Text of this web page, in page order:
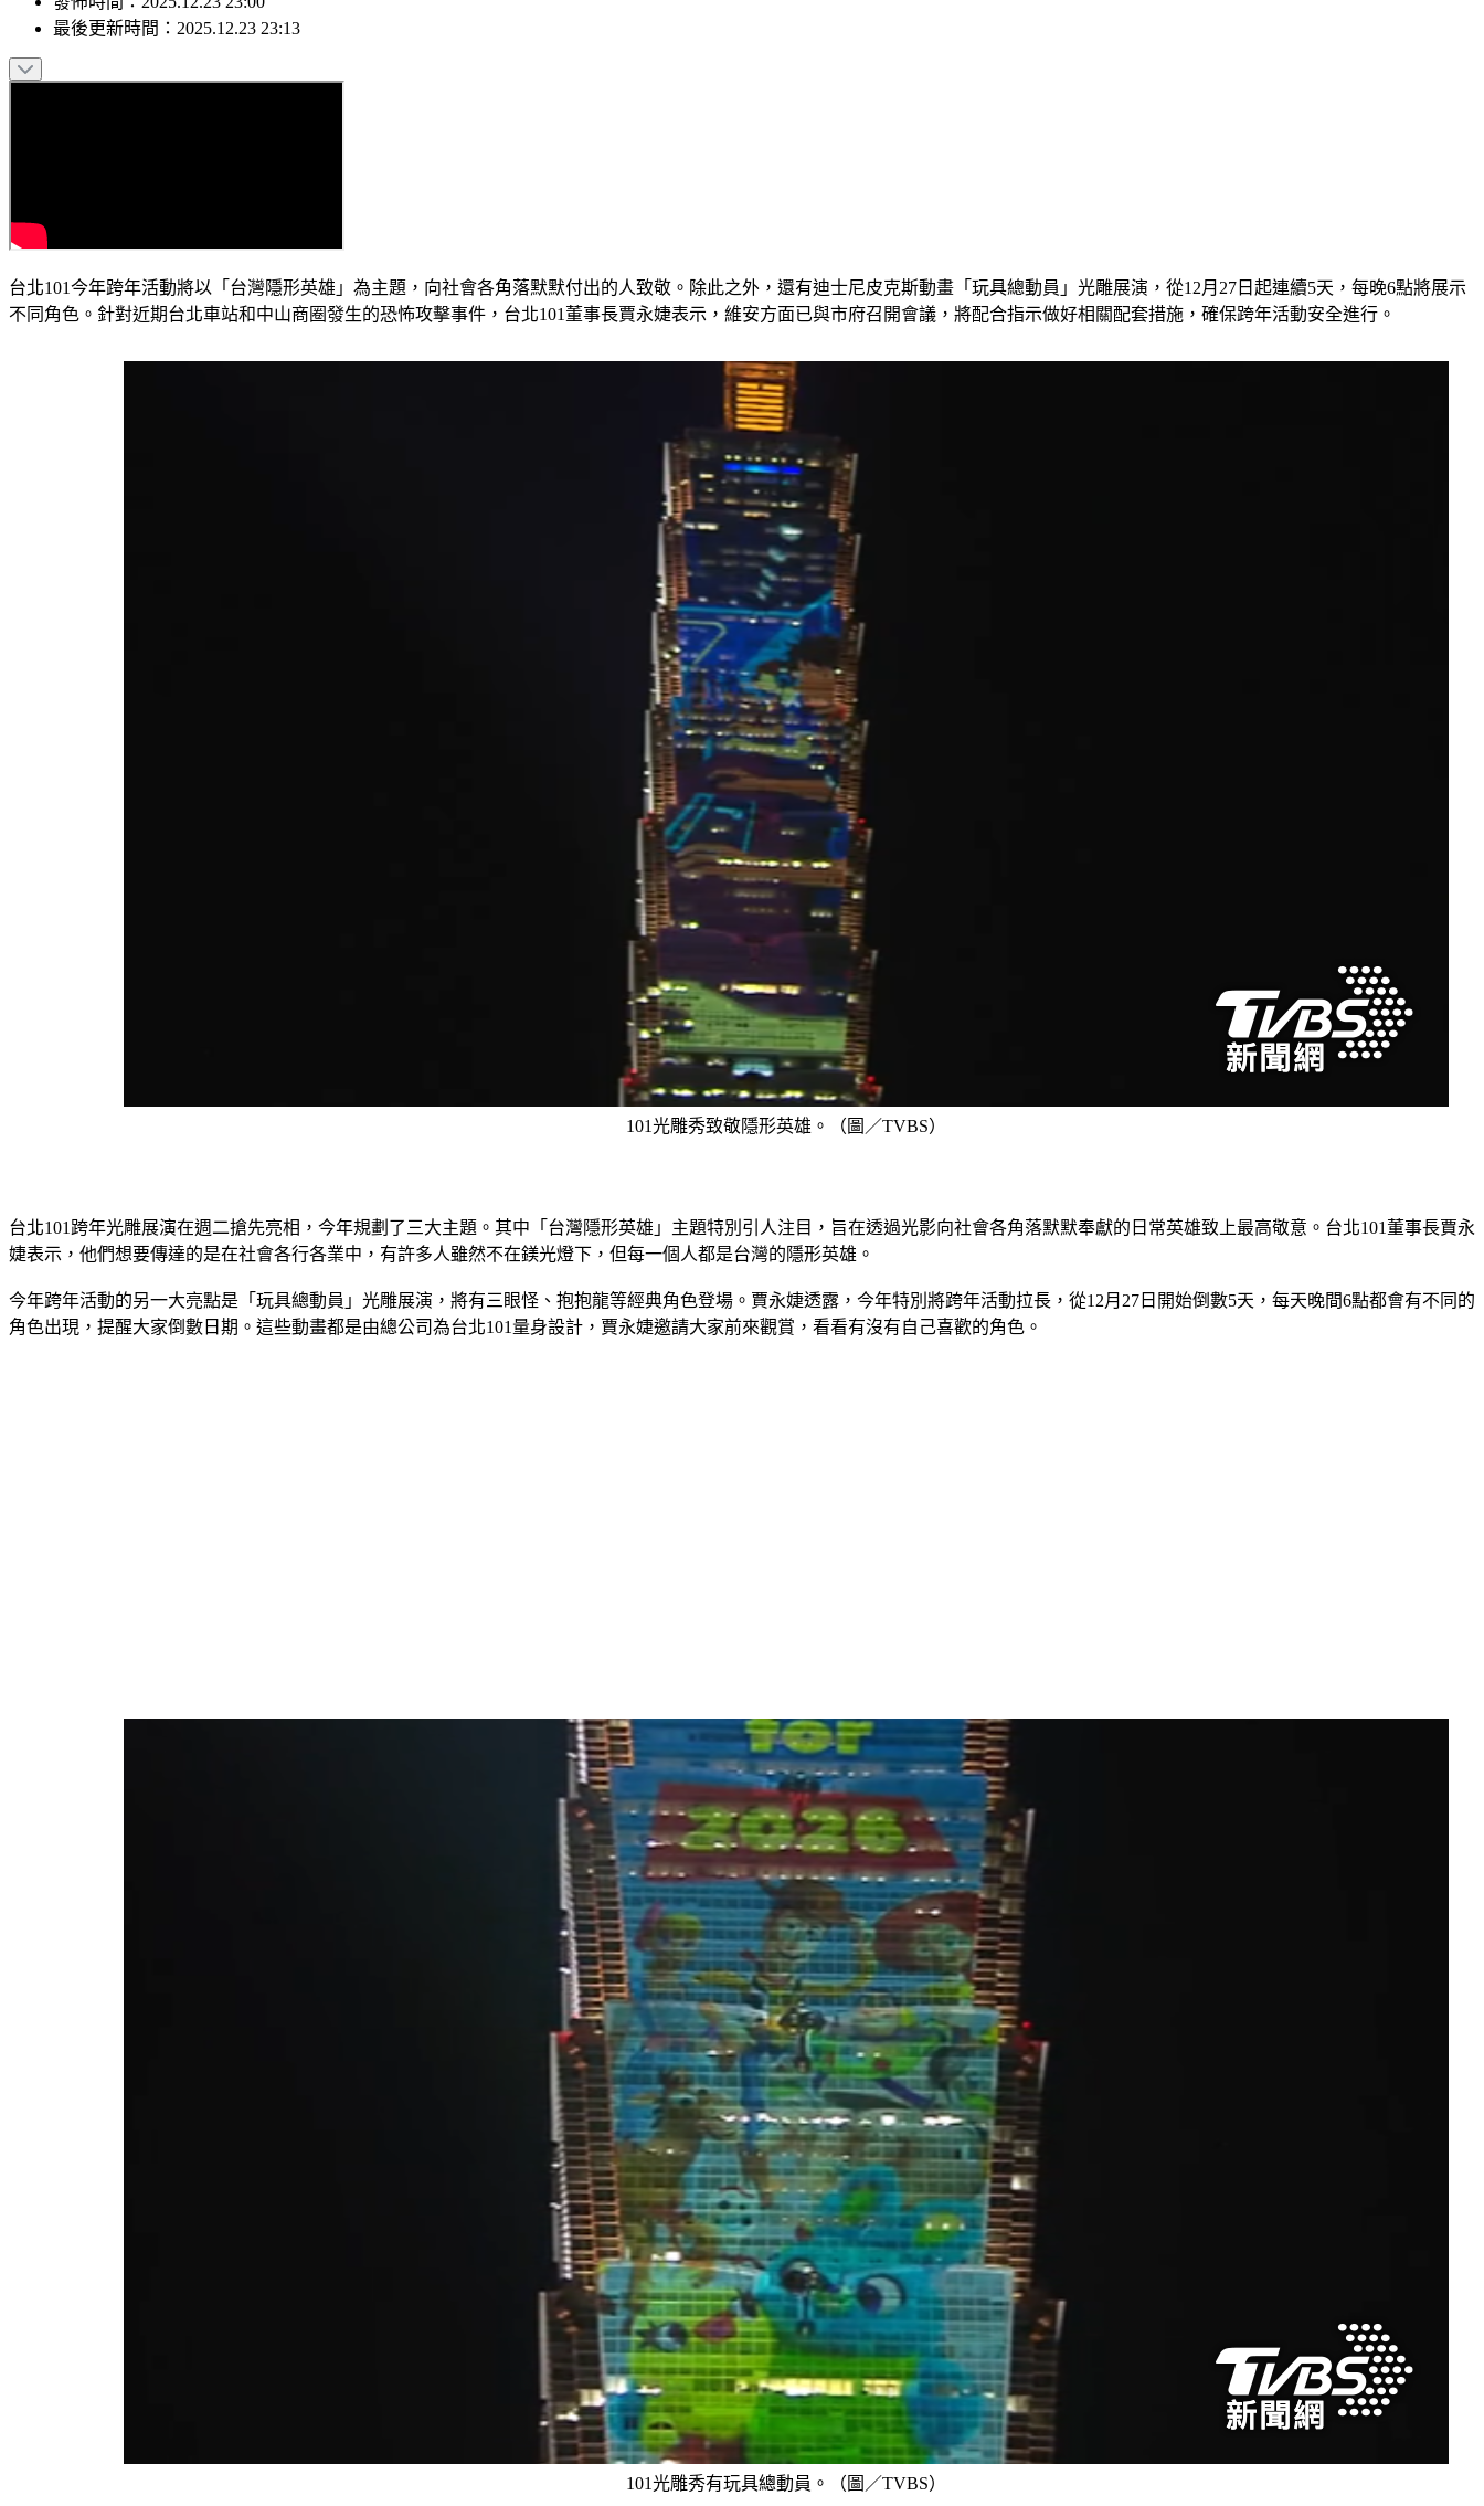
最後更新時間： 2025.12.23 23:13
台北101今年跨年活動將以「台灣隱形英雄」為主題，向社會各角落默默付出的人致敬。除此之外，還有迪士尼皮克斯動畫「玩具總動員」光雕展演，從12月27日起連續5天，每晚6點將展示
不同角色。針對近期台北車站和中山商圈發生的恐怖攻擊事件，台北101董事長賈永婕表示，維安方面已與市府召開會議，將配合指示做好相關配套措施，確保跨年活動安全進行。
101光雕秀致敬隱形英雄。（圖／TVBS）
台北101跨年光雕展演在週二搶先亮相，今年規劃了三大主題。其中「台灣隱形英雄」主題特別引人注目，旨在透過光影向社會各角落默默奉獻的日常英雄致上最高敬意。台北101董事長賈永
婕表示，他們想要傳達的是在社會各行各業中，有許多人雖然不在鎂光燈下，但每一個人都是台灣的隱形英雄。
今年跨年活動的另一大亮點是「玩具總動員」光雕展演，將有三眼怪、抱抱龍等經典角色登場。賈永婕透露，今年特別將跨年活動拉長，從12月27日開始倒數5天，每天晚間6點都會有不同的
角色出現，提醒大家倒數日期。這些動畫都是由總公司為台北101量身設計，賈永婕邀請大家前來觀賞，看看有沒有自己喜歡的角色。
101光雕秀有玩具總動員。（圖／TVBS）